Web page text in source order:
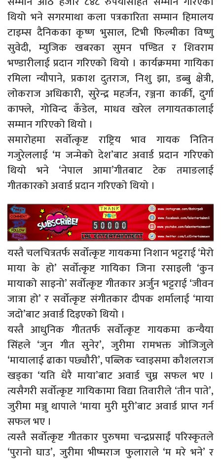
थियो भने सगरमाथा कला पत्रकारिता सम्मान हिमालय
टाइम्स दैनिकका कृष्ण भुसाल, टिभी फिल्मीका विष्णु
सुवेदी, म्युजिक खबरका सुमन पण्डित र शिवराम
भण्डारीलाई प्रदान गरिएको थियो । कार्यक्रममा गायिका
रमिला न्यौपाने, प्रकाश दुतराज, निशु झा, डब्बु क्षेत्री,
लोकराज अधिकारी, सुरेन्द्र महर्जन, रञ्जना कार्की, दुर्गा
काफ्ले, गोविन्द कँडेल, माधव खरेल लगायतकालाई
सम्मान गरिएको थियो ।
समारोहमा सर्वोत्कृष्ट राष्ट्रिय भाव गायक नितिन
गजुरेललाई ‘म जन्मेको देश’बाट अवार्ड प्रदान गरिएको
थियो भने ‘नेपाल आमा’गीतबाट टेक तमाङलाई
गीतकारको अवार्ड प्रदान गरिएको थियो ।
यस्तै चलचित्रतर्फ सर्वोत्कृष्ट गायकमा निशान भट्टराई ‘मेरो
माया के हो’ सर्वोत्कृष्ट गायिका जिना रसाइली ‘कुन
मायाको साइनो’ सर्वोत्कृष्ट गीतकार अर्जुन भट्टराई ‘जीवन
जात्रा हो’ र सर्वोत्कृष्ट संगीतकार दीपक शर्मालाई ‘माया
जदो’बाट अवार्ड दिइएको थियो ।
यस्तै आधुनिक गीततर्फ सर्वोत्कृष्ट गायकमा कन्यैया
सिंहले ‘जुन गीत सुनेर’, जुरीमा रामभक्त जोजिजुले
‘मायालाई ढाका पछ्यौरी’, पब्लिक च्वाइसमा कौशलराज
खड्का ‘यति धेरै माया’बाट अवार्ड चुम्न सफल भए ।
त्यसैगरी सर्वोत्कृष्ट गायिकामा विद्या तिवारीले ‘तीन पाते’,
जुरीमा मञ्जु थापाले ‘माया मुरी मुरी’बाट अवार्ड प्राप्त गर्न
सफल भए ।
त्यस्तै सर्वोत्कृष्ट गीतकार पुरुषमा चन्द्रप्रसाईं परिस्कृतले
‘पुरानो घाउ’, जुरीमा भीष्मराज फुलाराले ‘म मरे भने’ र